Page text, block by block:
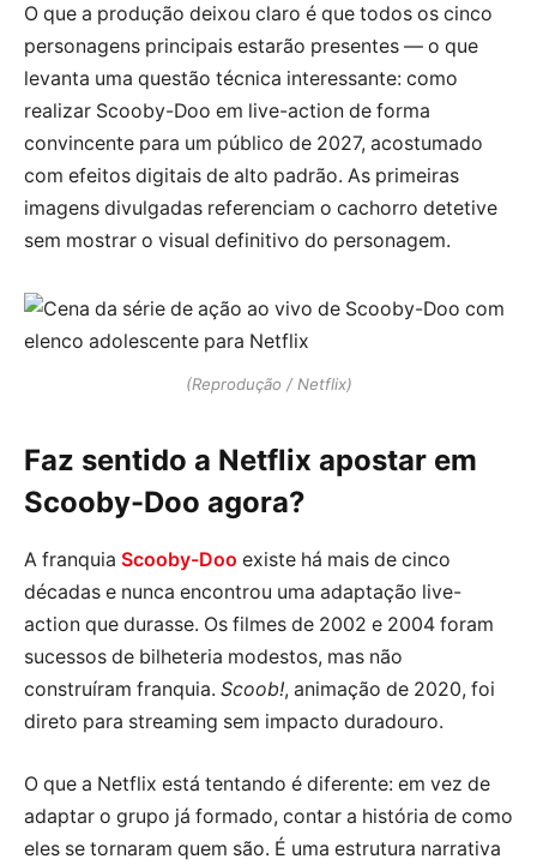
O que a produção deixou claro é que todos os cinco
personagens principais estarão presentes — o que
levanta uma questão técnica interessante: como
realizar Scooby-Doo em live-action de forma
convincente para um público de 2027, acostumado
com efeitos digitais de alto padrão. As primeiras
imagens divulgadas referenciam o cachorro detetive
sem mostrar o visual definitivo do personagem.
(Reprodução / Netflix)
Faz sentido a Netflix apostar em
Scooby-Doo agora?
A franquia Scooby-Doo existe há mais de cinco
décadas e nunca encontrou uma adaptação live-
action que durasse. Os filmes de 2002 e 2004 foram
sucessos de bilheteria modestos, mas não
construíram franquia. Scoob!, animação de 2020, foi
direto para streaming sem impacto duradouro.
O que a Netflix está tentando é diferente: em vez de
adaptar o grupo já formado, contar a história de como
eles se tornaram quem são. É uma estrutura narrativa